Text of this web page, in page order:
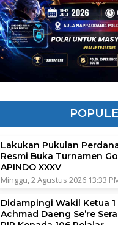
Lakukan Pukulan
Resmi Buka Turnamen
APINDO XXXV
Minggu, 2 Agustus 2026 13:33
Didampingi Wakil Ketua 1
Achmad Daeng Se’re